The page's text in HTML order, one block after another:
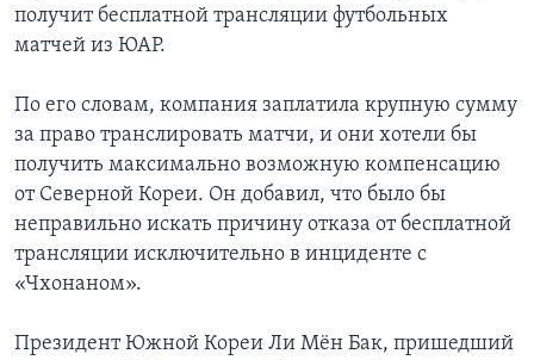
получит бесплатной трансляции футбольных
матчей из ЮАР.
По его словам, компания заплатила крупную сумму
за право транслировать матчи, и они хотели бы
получить максимально возможную компенсацию
от Северной Кореи. Он добавил, что было бы
неправильно искать причину отказа от бесплатной
трансляции исключительно в инциденте с
«Чхонаном».
Президент Южной Кореи Ли Мён Бак, пришедший